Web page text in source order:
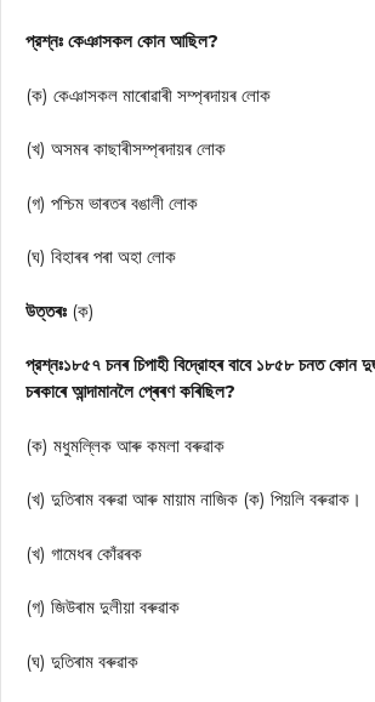
প্রশ্নঃ কেঞাসকল কোন আছিল?
(ক) কেঞাসকল মাৰোৱাৰী সম্প্ৰদায়ৰ লোক
(খ) অসমৰ কাছাৰীসম্প্ৰদায়ৰ লোক
(গ) পশ্চিম ভাৰতৰ বঙালী লোক
(ঘ) বিহাৰৰ পৰা অহা লোক
উত্তৰঃ (ক)
প্রশ্নঃ১৮৫৭ চনৰ চিপাহী বিদ্রোহৰ বাবে ১৮৫৮ চনত কোন
চৰকাৰে আন্দামানলৈ প্ৰেৰণ কৰিছিল?
(ক) মধুমল্লিক আৰু কমলা বৰুৱাক
(খ) দুতিৰাম বৰুৱা আৰু মায়াম নাজিক (ক) পিয়লি বৰুৱাক।
(খ) গামেধৰ কোঁৱৰক
(গ) জিউৰাম দুলীয়া বৰুৱাক
(ঘ) দুতিৰাম বৰুৱাক